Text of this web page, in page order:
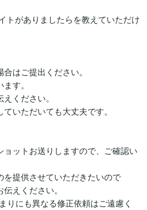
はご提出ください。
す。
ください。
いただいても大丈夫です。
ットお送りしますので、ご確認い
提供させていただきたいので
えください。
りにも異なる修正依頼はご遠慮く